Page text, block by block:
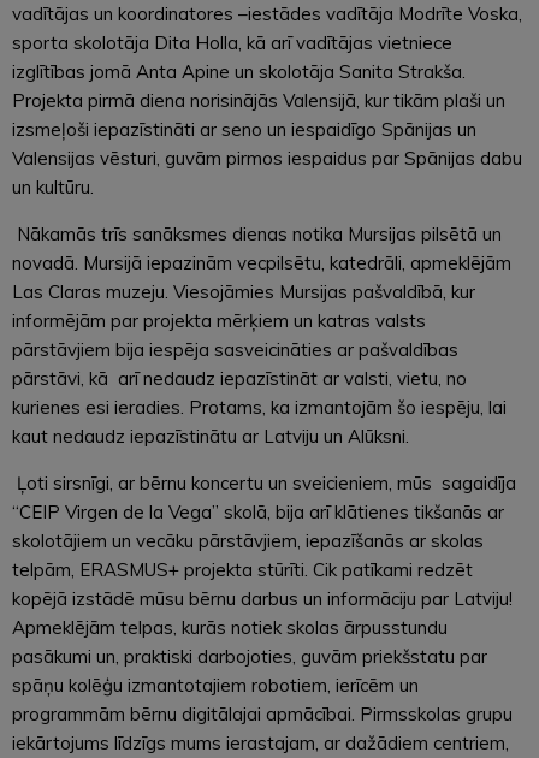
vadītājas un koordinatores –iestādes vadītāja Modrīte Voska,
sporta skolotāja Dita Holla, kā arī vadītājas vietniece
izglītības jomā Anta Apine un skolotāja Sanita Strakša.
Projekta pirmā diena norisinājās Valensijā, kur tikām plaši un
izsmeļoši iepazīstināti ar seno un iespaidīgo Spānijas un
Valensijas vēsturi, guvām pirmos iespaidus par Spānijas dabu
un kultūru.
Nākamās trīs sanāksmes dienas notika Mursijas pilsētā un
novadā. Mursijā iepazinām vecpilsētu, katedrāli, apmeklējām
Las Claras muzeju. Viesojāmies Mursijas pašvaldībā, kur
informējām par projekta mērķiem un katras valsts
pārstāvjiem bija iespēja sasveicināties ar pašvaldības
pārstāvi, kā arī nedaudz iepazīstināt ar valsti, vietu, no
kurienes esi ieradies. Protams, ka izmantojām šo iespēju, lai
kaut nedaudz iepazīstinātu ar Latviju un Alūksni.
Ļoti sirsnīgi, ar bērnu koncertu un sveicieniem, mūs sagaidīja
“CEIP Virgen de la Vega” skolā, bija arī klātienes tikšanās ar
skolotājiem un vecāku pārstāvjiem, iepazīšanās ar skolas
telpām, ERASMUS+ projekta stūrīti. Cik patīkami redzēt
kopējā izstādē mūsu bērnu darbus un informāciju par Latviju!
Apmeklējām telpas, kurās notiek skolas ārpusstundu
pasākumi un, praktiski darbojoties, guvām priekšstatu par
spāņu kolēģu izmantotajiem robotiem, ierīcēm un
programmām bērnu digitālajai apmācībai. Pirmsskolas grupu
iekārtojums līdzīgs mums ierastajam, ar dažādiem centriem,